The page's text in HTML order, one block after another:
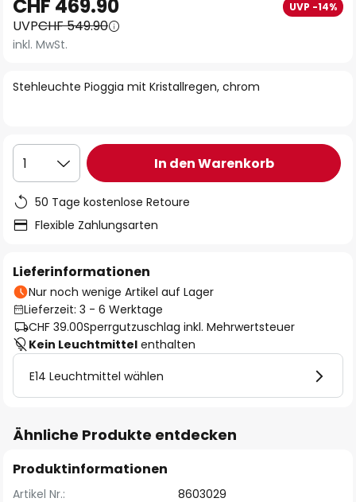
Anfang
der
Bildgalerie
Stehleuchte Pioggia mit Kristallregen, chrom
CHF 469.90 UVP -14%
UVPCHF 549.90
inkl. MwSt.
1 In den Warenkorb
50 Tage kostenlose Retoure
Flexible Zahlungsarten
Lieferinformationen
Nur noch wenige Artikel auf Lager
Lieferzeit: 3 - 6 Werktage
CHF 39.00Sperrgutzuschlag inkl. Mehrwertsteuer
Kein Leuchtmittel enthalten
E14 Leuchtmittel wählen
Ähnliche Produkte entdecken
Produktinformationen
Artikel Nr.: 8603029